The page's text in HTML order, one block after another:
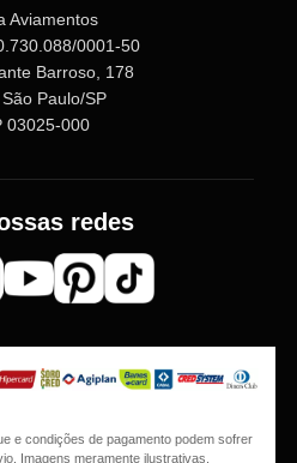
Aviamentos
agora
a gente pelo SAC para tirar
no nosso Grupo VIP
em primeira mão
Entre no nosso Grupo VIP
Aviamentos
0001-50
Barroso, 178
São Paulo/SP
03025-000
redes
e condições de pagamento podem sofrer
Imagens meramente ilustrativas.